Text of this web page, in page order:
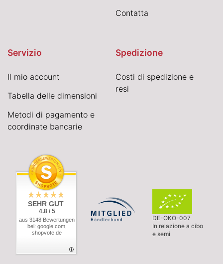
Contatta
Servizio
Il mio account
Tabella delle dimensioni
Metodi di pagamento e
coordinate bancarie
Spedizione
Costi di spedizione e
resi
SEHR GUT
4.8 / 5
aus 3148 Bewertungen
bei: google.com,
shopvote.de
DE-ÖKO-007
In relazione a cibo
e semi